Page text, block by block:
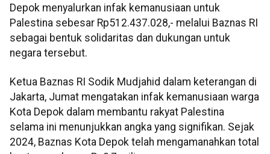
Depok menyalurkan infak kemanusiaan untuk
Palestina sebesar Rp512.437.028,- melalui Baznas RI
sebagai bentuk solidaritas dan dukungan untuk
negara tersebut.
Ketua Baznas RI Sodik Mudjahid dalam keterangan di
Jakarta, Jumat mengatakan infak kemanusiaan warga
Kota Depok dalam membantu rakyat Palestina
selama ini menunjukkan angka yang signifikan. Sejak
2024, Baznas Kota Depok telah mengamanahkan total